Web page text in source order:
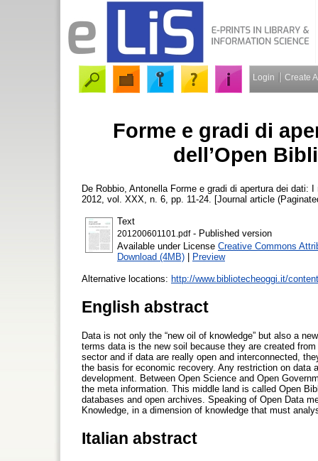
Login Create
Forme e gradi di
dell’Open
De Robbio, Antonella Forme e gradi di apertura dei dati:
2012, vol. XXX, n. 6, pp. 11-24. [Journal article
Text
201200601101.pdf- Published version
Available under License Creative Commons
Download (4MB) | Preview
Alternative locations: http://www.bibliotecheoggi.it/
English abstract
Data is not only the “new oil of knowledge” but also a
terms data is the new soil because they are created
sector and if data are really open and interconnected,
the basis for economic recovery. Any restriction on
development. Between Open Science and Open
the meta information. This middle land is called Open
databases and open archives. Speaking of Open Data
Knowledge, in a dimension of knowledge that must
Italian abstract